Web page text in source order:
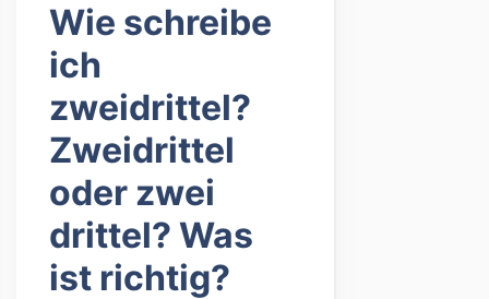
Wie schreibe
ich
zweidrittel?
Zweidrittel
oder zwei
drittel? Was
ist richtig?